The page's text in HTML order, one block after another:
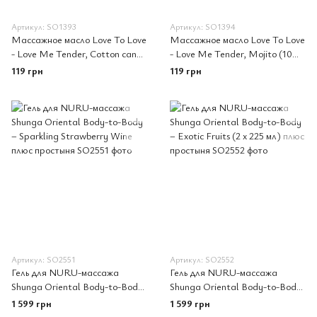
Артикул: SO1393
Массажное масло Love To Love
- Love Me Tender, Cotton candy
(10мл), аромат сахарная
вата,без парабен
119 грн
Артикул: SO1394
Массажное масло Love To Love
- Love Me Tender, Mojito (10
мл), аромат мохито, без
парабенов
119 грн
Артикул: SO2551
Гель для NURU-массажа
Shunga Oriental Body-to-Body
– Sparkling Strawberry Wine
1 599 грн
Артикул: SO2552
Гель для NURU-массажа
Shunga Oriental Body-to-Body
– Exotic Fruits (2 x 225 мл) плюс
1 599 грн